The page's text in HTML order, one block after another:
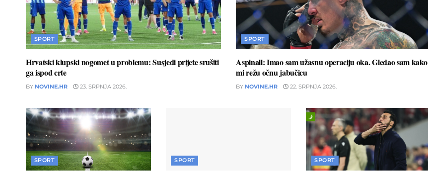
SPORT
Hrvatski klupski nogomet u problemu: Susjedi prijete srušiti
ga ispod crte
BY NOVINE.HR 23. SRPNJA 2026.
SPORT
Aspinall: Imao sam užasnu operaciju oka. Gledao sam kako
mi režu očnu jabučicu
BY NOVINE.HR 22. SRPNJA 2026.
SPORT SPORT SPORT